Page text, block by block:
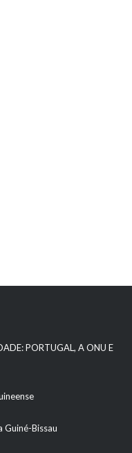
PORTUGAL, A ONU E
Guiné-Bissau